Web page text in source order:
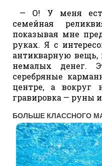
— О! У меня
семейная
показывая мне
руках. Я с
антикварную вещь,
немалых денег.
серебряные
центре, а вокруг
гравировка — руны